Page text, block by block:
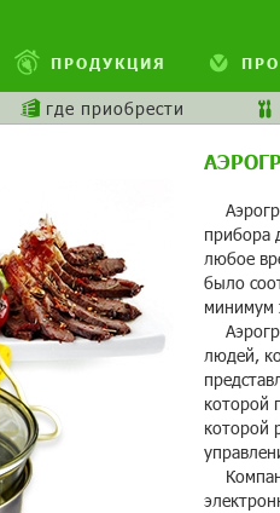
ПРОДУКЦИЯ
где приобрести
прибора
любое
было
минимум
людей,
которой
которой